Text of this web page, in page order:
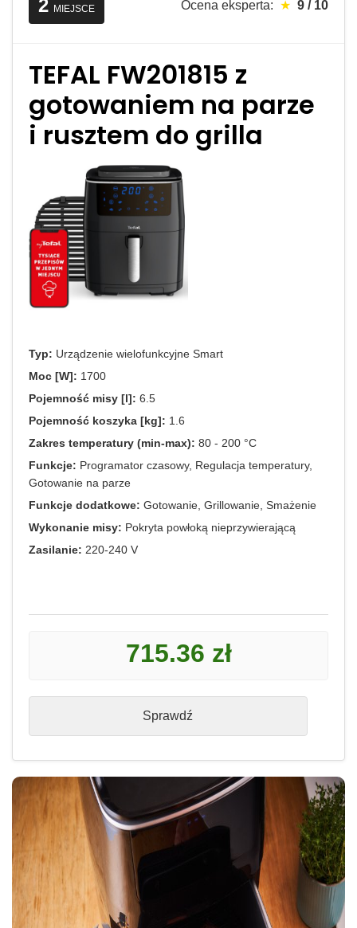
2 MIEJSCE Ocena eksperta: ★ 9 / 10
TEFAL FW201815 z
gotowaniem na parze
i rusztem do grilla
Typ: Urządzenie wielofunkcyjne Smart
Moc [W]: 1700
Pojemność misy [l]: 6.5
Pojemność koszyka [kg]: 1.6
Zakres temperatury (min-max): 80 - 200 °C
Funkcje: Programator czasowy, Regulacja temperatury,
Gotowanie na parze
Funkcje dodatkowe: Gotowanie, Grillowanie, Smażenie
Wykonanie misy: Pokryta powłoką nieprzywierającą
Zasilanie: 220-240 V
715.36 zł
Sprawdź